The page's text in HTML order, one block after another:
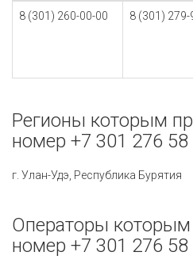
8 (301) 260-00-00 8 (301) 279-
Регионы которым
номер +7 301 276 58
г. Улан-Удэ, Республика Бурятия
Операторы
номер +7 301 276 58